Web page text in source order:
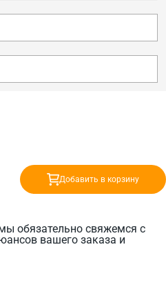
обязательно свяжемся с
вашего заказа и
Добавить в корзину